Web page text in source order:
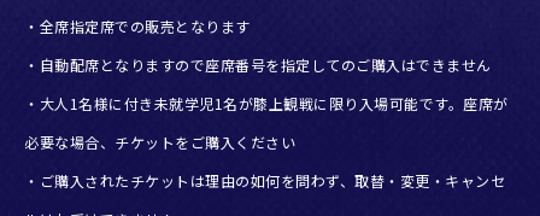
・全席指定席での販売となります
・自動配席となりますので座席番号を指定してのご購入はできません
・大人1名様に付き未就学児1名が膝上観戦に限り入場可能です。座席が
必要な場合、チケットをご購入ください
・ご購入されたチケットは理由の如何を問わず、取替・変更・キャンセ